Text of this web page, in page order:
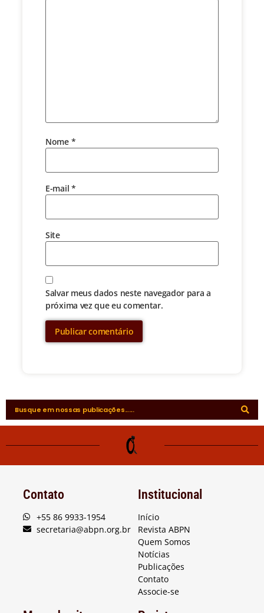
Nome *
E-mail *
Site
Salvar meus dados neste navegador para a
próxima vez que eu comentar.
Contato
+55 86 9933-1954
secretaria@abpn.org.br
Institucional
Início
Revista ABPN
Quem Somos
Notícias
Publicações
Contato
Associe-se